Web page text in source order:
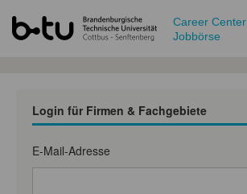
Career Center
Jobbörse
Login für Firmen & Fachgebiete
E-Mail-Adresse